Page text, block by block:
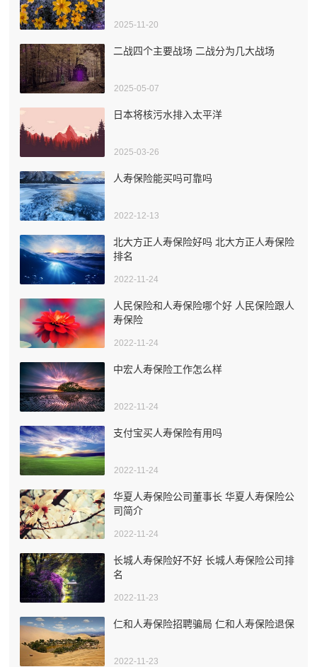
2025-11-20
二战四个主要战场 二战分为几大战场
2025-05-07
日本将核污水排入太平洋
2025-03-26
人寿保险能买吗可靠吗
2022-12-13
北大方正人寿保险好吗 北大方正人寿保险
排名
2022-11-24
人民保险和人寿保险哪个好 人民保险跟人
寿保险
2022-11-24
中宏人寿保险工作怎么样
2022-11-24
支付宝买人寿保险有用吗
2022-11-24
华夏人寿保险公司董事长 华夏人寿保险公
司简介
2022-11-24
长城人寿保险好不好 长城人寿保险公司排
名
2022-11-23
仁和人寿保险招聘骗局 仁和人寿保险退保
2022-11-23